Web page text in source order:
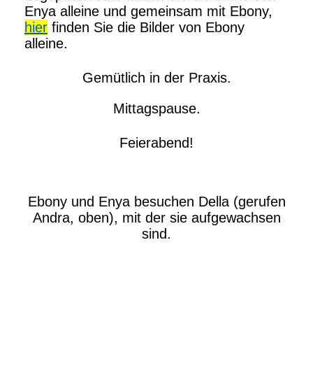
Enya alleine und gemeinsam mit Ebony,
hier finden Sie die Bilder von Ebony
alleine.
Gemütlich in der Praxis.
Mittagspause.
Feierabend!
Ebony und Enya besuchen Della (gerufen
Andra, oben), mit der sie aufgewachsen
sind.